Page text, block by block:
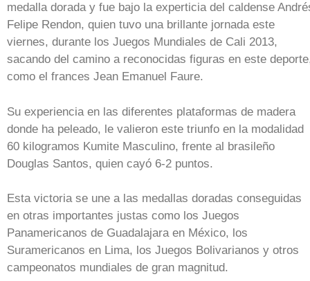
medalla dorada y fue bajo la experticia del caldense
Felipe Rendon, quien tuvo una brillante jornada este
viernes, durante los Juegos Mundiales de Cali 2013,
sacando del camino a reconocidas figuras en este
como el frances Jean Emanuel Faure.
Su experiencia en las diferentes plataformas de madera
donde ha peleado, le valieron este triunfo en la modalidad
60 kilogramos Kumite Masculino, frente al brasileño
Douglas Santos, quien cayó 6-2 puntos.
Esta victoria se une a las medallas doradas conseguidas
en otras importantes justas como los Juegos
Panamericanos de Guadalajara en México, los
Suramericanos en Lima, los Juegos Bolivarianos y otros
campeonatos mundiales de gran magnitud.